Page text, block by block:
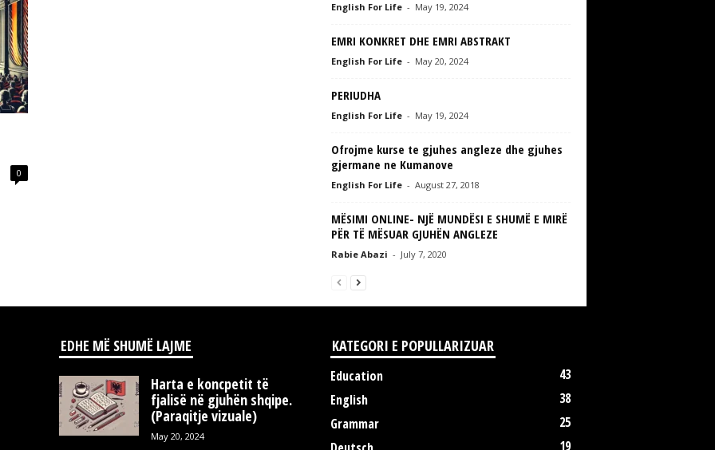
0
English For Life - May 19, 2024
EMRI KONKRET DHE EMRI ABSTRAKT
English For Life - May 20, 2024
PERIUDHA
English For Life - May 19, 2024
Ofrojme kurse te gjuhes angleze dhe gjuhes
gjermane ne Kumanove
English For Life - August 27, 2018
MËSIMI ONLINE- NJË MUNDËSI E SHUMË E MIRË
PËR TË MËSUAR GJUHËN ANGLEZE
Rabie Abazi - July 7, 2020
EDHE MË SHUMË LAJME
Harta e koncpetit të
fjalisë në gjuhën shqipe.
(Paraqitje vizuale)
May 20, 2024
KATEGORI E POPULLARIZUAR
Education
43
English
38
Grammar
25
19